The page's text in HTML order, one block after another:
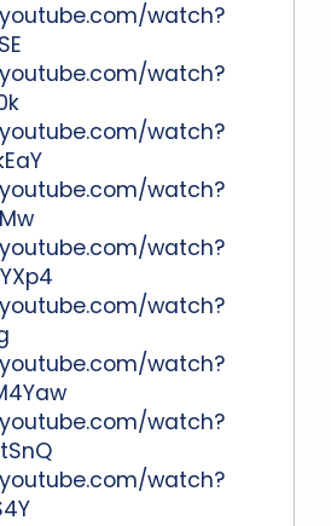
watch?
watch?
watch?
watch?
watch?
watch?
watch?
watch?
watch?